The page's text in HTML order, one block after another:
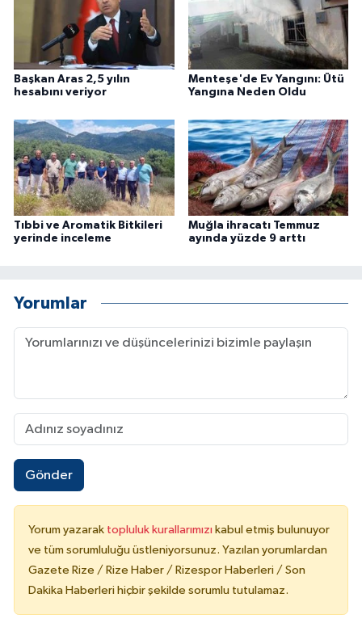
Başkan Aras 2,5 yılın
hesabını veriyor
Menteşe'de Ev Yangını: Ütü
Yangına Neden Oldu
Tıbbi ve Aromatik Bitkileri
yerinde inceleme
Muğla ihracatı Temmuz
ayında yüzde 9 arttı
Yorumlar
Gönder
Yorum yazarak topluluk kurallarımızı kabul etmiş bulunuyor
ve tüm sorumluluğu üstleniyorsunuz. Yazılan yorumlardan
Gazete Rize / Rize Haber / Rizespor Haberleri / Son
Dakika Haberleri hiçbir şekilde sorumlu tutulamaz.